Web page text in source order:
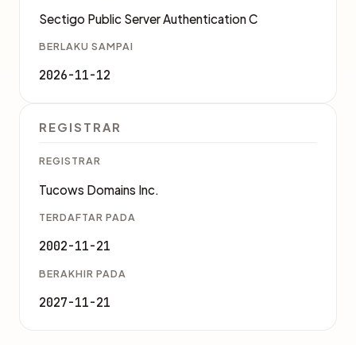
Sectigo Public Server Authentication C
BERLAKU SAMPAI
2026-11-12
REGISTRAR
REGISTRAR
Tucows Domains Inc.
TERDAFTAR PADA
2002-11-21
BERAKHIR PADA
2027-11-21